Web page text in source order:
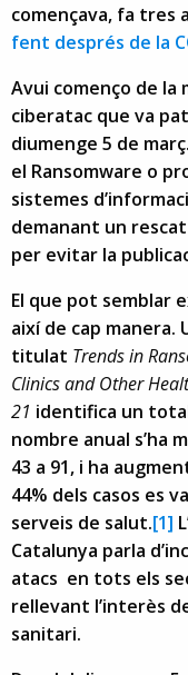
començava, fa tres
fent després de la
Avui començo de la
ciberatac que va
diumenge 5 de
el Ransomware o
sistemes
demanant un
per evitar la
El que pot semblar
així de cap manera.
titulat Trends in
Clinics and Other
21 identifica un
nombre anual s’ha
43 a 91, i ha
44% dels casos es
serveis de salut.[1]
Catalunya parla
atacs en tots els
rellevant l’interès
sanitari.